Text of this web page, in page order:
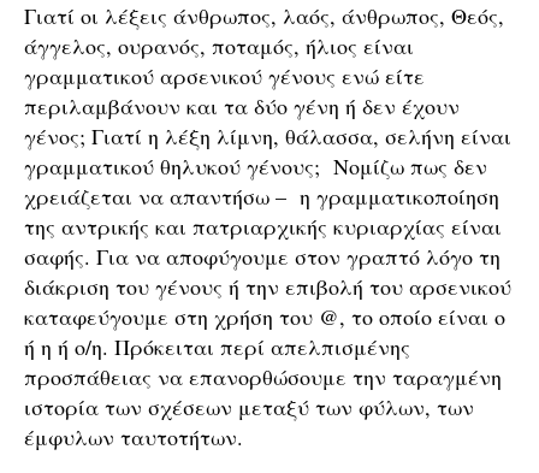
Γιατί οι λέξεις άνθρωπος, λαός, άνθρωπος, Θεός,
άγγελος, ουρανός, ποταμός, ήλιος είναι
γραμματικού αρσενικού γένους ενώ είτε
περιλαμβάνουν και τα δύο γένη ή δεν έχουν
γένος; Γιατί η λέξη λίμνη, θάλασσα, σελήνη είναι
γραμματικού θηλυκού γένους; Νομίζω πως δεν
χρειάζεται να απαντήσω – η γραμματικοποίηση
της αντρικής και πατριαρχικής κυριαρχίας είναι
σαφής. Για να αποφύγουμε στον γραπτό λόγο τη
διάκριση του γένους ή την επιβολή του αρσενικού
καταφεύγουμε στη χρήση του @, το οποίο είναι ο
ή η ή ο/η. Πρόκειται περί απελπισμένης
προσπάθειας να επανορθώσουμε την ταραγμένη
ιστορία των σχέσεων μεταξύ των φύλων, των
έμφυλων ταυτοτήτων.